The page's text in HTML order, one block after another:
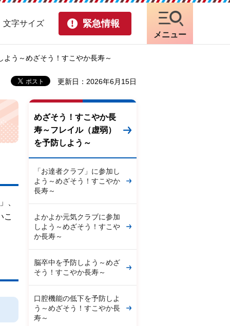
文字サイズ 緊急情報
メニュー
う～めざそう！すこやか長寿～
更新日：2026年6月15日
、
こ
めざそう！すこやか長
寿～フレイル（虚弱）
を予防しよう～
「お達者クラブ」に参加し
よう～めざそう！すこやか
長寿～
よかよか元気クラブに参加
しよう～めざそう！すこや
か長寿～
脳卒中を予防しよう～めざ
そう！すこやか長寿～
口腔機能の低下を予防しよ
う～めざそう！すこやか長
寿～